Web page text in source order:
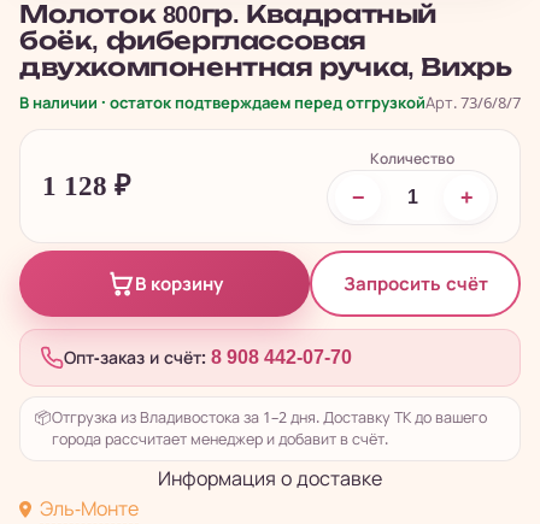
Молоток 800гр. Квадратный
боёк, фиберглассовая
двухкомпонентная ручка, Вихрь
В наличии · остаток подтверждаем перед отгрузкойАрт. 73/6/8/7
1 128 ₽
Количество
− +
В корзину Запросить счёт
Опт-заказ и счёт: 8 908 442-07-70
📦Отгрузка из Владивостока за 1–2 дня. Доставку ТК до вашего
города рассчитает менеджер и добавит в счёт.
Информация о доставке
Эль-Монте